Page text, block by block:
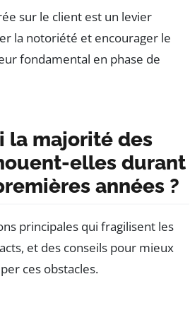
sur le client est un levier
la notoriété et encourager le
fondamental en phase de
la majorité des
elles durant
années ?
principales qui fragilisent les
et des conseils pour mieux
ces obstacles.